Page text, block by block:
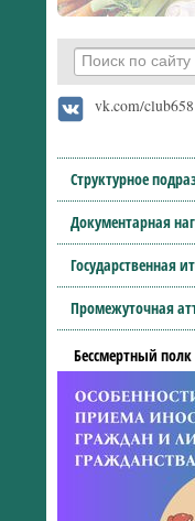
vk.com/
Структурное
Документарная
Государственная
Промежуточная
Бессмертный полк